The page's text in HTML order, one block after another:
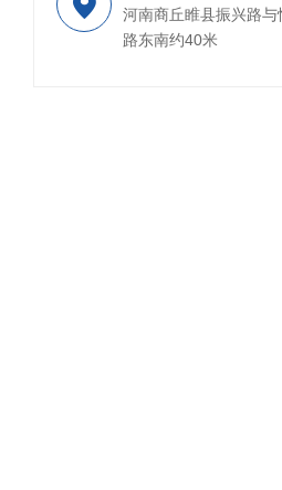
河南商丘睢县振兴路与
路东南约40米